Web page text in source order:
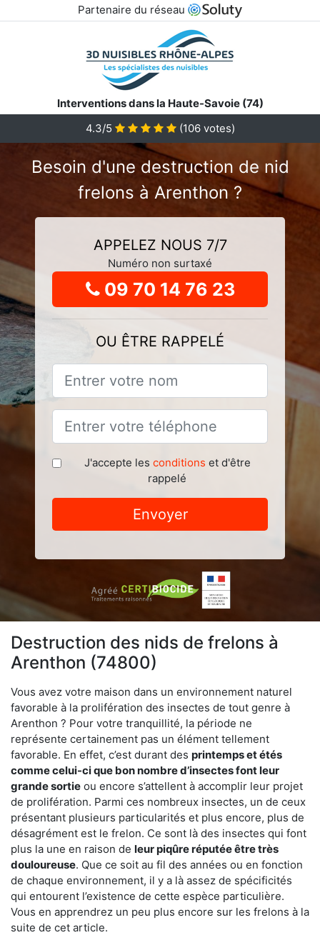
Partenaire du réseau
Interventions dans la Haute-Savoie (74)
4.3/5 (106votes)
Besoin d'une destruction de nid
frelons à Arenthon ?
APPELEZ NOUS 7/7
Numéro non surtaxé
09 70 14 76 23
OU ÊTRE RAPPELÉ
J'accepte les conditions et d'être
rappelé
Envoyer
Destruction des nids de frelons à
Arenthon (74800)
Vous avez votre maison dans un environnement naturel
favorable à la prolifération des insectes de tout genre à
Arenthon ? Pour votre tranquillité, la période ne
représente certainement pas un élément tellement
favorable. En effet, c’est durant des printemps et étés
comme celui-ci que bon nombre d’insectes font leur
grande sortie ou encore s’attellent à accomplir leur projet
de prolifération. Parmi ces nombreux insectes, un de ceux
présentant plusieurs particularités et plus encore, plus de
désagrément est le frelon. Ce sont là des insectes qui font
plus la une en raison de leur piqûre réputée être très
douloureuse. Que ce soit au fil des années ou en fonction
de chaque environnement, il y a là assez de spécificités
qui entourent l’existence de cette espèce particulière.
Vous en apprendrez un peu plus encore sur les frelons à la
suite de cet article.